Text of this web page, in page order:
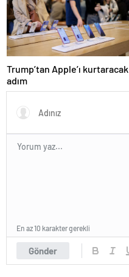
Trump’tan Apple’ı kurtaracak
adım
Gönder
En az 10 karakter gerekli